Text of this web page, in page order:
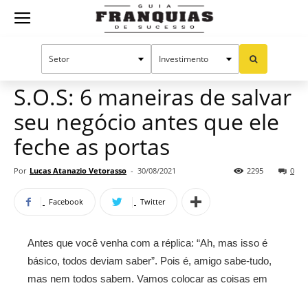
Guia
S.O.S: 6 maneiras de salvar
seu negócio antes que ele
feche as portas
Por Lucas Atanazio Vetorasso - 30/08/2021 0
2295
Facebook Twitter
Antes que você venha com a réplica: “Ah, mas isso é
básico, todos deviam saber”. Pois é, amigo sabe-tudo,
mas nem todos sabem. Vamos colocar as coisas em